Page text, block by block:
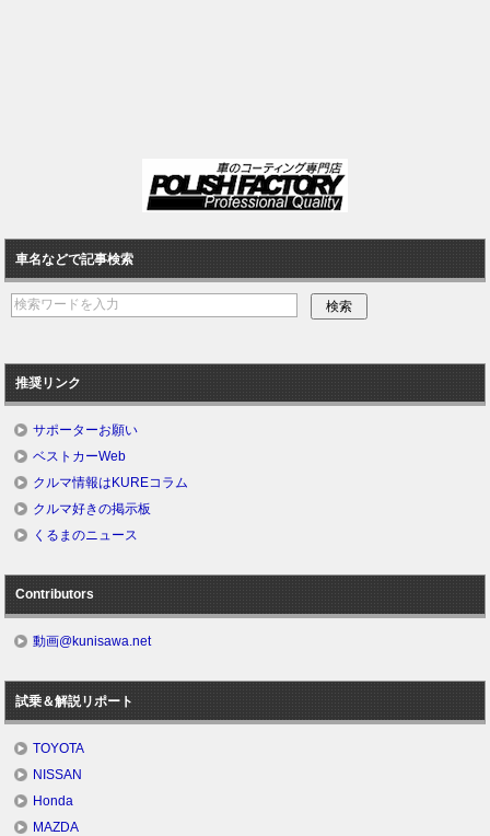
車名などで記事検索
推奨リンク
サポーターお願い
ベストカーWeb
クルマ情報はKUREコラム
クルマ好きの掲示板
くるまのニュース
Contributors
動画@kunisawa.net
試乗＆解説リポート
TOYOTA
NISSAN
Honda
MAZDA